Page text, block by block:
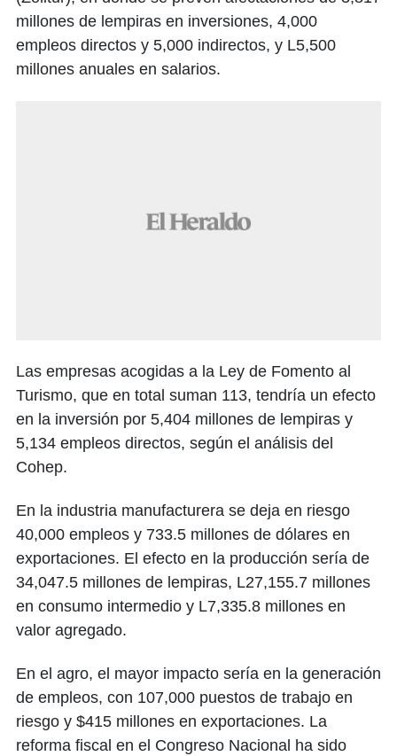
millones de lempiras en inversiones, 4,000
empleos directos y 5,000 indirectos, y L5,500
millones anuales en salarios.
Las empresas acogidas a la Ley de Fomento al
Turismo, que en total suman 113, tendría un efecto
en la inversión por 5,404 millones de lempiras y
5,134 empleos directos, según el análisis del
Cohep.
En la industria manufacturera se deja en riesgo
40,000 empleos y 733.5 millones de dólares en
exportaciones. El efecto en la producción sería de
34,047.5 millones de lempiras, L27,155.7 millones
en consumo intermedio y L7,335.8 millones en
valor agregado.
En el agro, el mayor impacto sería en la generación
de empleos, con 107,000 puestos de trabajo en
riesgo y $415 millones en exportaciones. La
reforma fiscal en el Congreso Nacional ha sido